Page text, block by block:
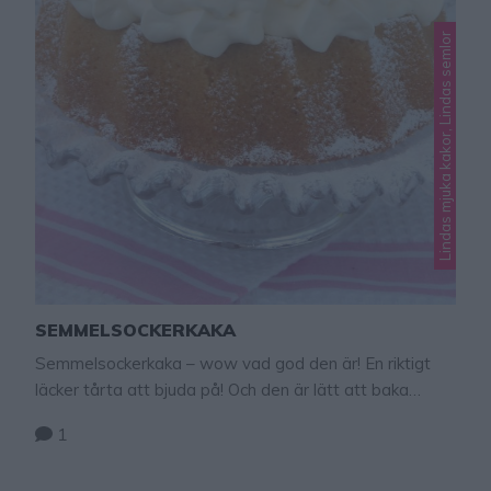
Lindas mjuka kakor, Lindas semlor
SEMMELSOCKERKAKA
Semmelsockerkaka – wow vad god den är! En riktigt
läcker tårta att bjuda på! Och den är lätt att baka
semmelmuffins – klicka här för recept! TIPS! Följ mig
1